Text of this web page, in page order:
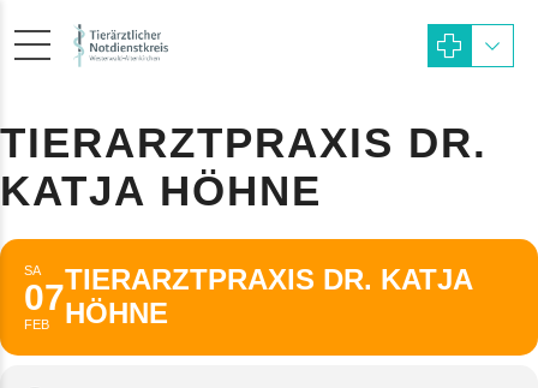
TIERARZTPRAXIS DR.
KATJA HÖHNE
SA
07
FEB
TIERARZTPRAXIS DR. KATJA
HÖHNE